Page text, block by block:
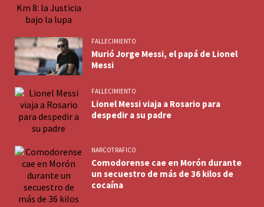
FALLECIMIENTO
Murió Jorge Messi, el papá de Lionel
Messi
FALLECIMIENTO
Lionel Messi viaja a Rosario para
despedir a su padre
NARCOTRAFICO
Comodorense cae en Morón durante
un secuestro de más de 36 kilos de
cocaína